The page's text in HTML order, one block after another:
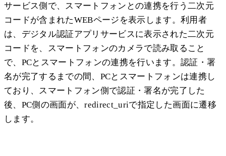
サービス側で、スマートフォンとの連携を行う二次元
コードが含まれたWEBページを表示します。利用者
は、デジタル認証アプリサービスに表示された二次元
コードを、スマートフォンのカメラで読み取ること
で、PCとスマートフォンの連携を行います。認証・署
名が完了するまでの間、PCとスマートフォンは連携し
ており、スマートフォン側で認証・署名が完了した
後、PC側の画面が、redirect_uriで指定した画面に遷移
します。